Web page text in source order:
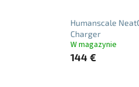
Humanscale
Charger
W magazynie
144 €